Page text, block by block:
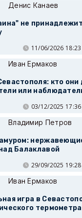
Денис Канаев
не
11/06/2026 18:23
Иван Ермаков
кто они
или
03/12/2025 17:36
Владимир Петров
Балаклавой
29/09/2025 19:28
Иван Ермаков
игра в
термометра